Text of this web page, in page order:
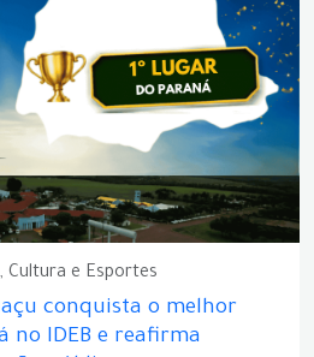
Cultura e Esportes
conquista o melhor
no IDEB e reafirma